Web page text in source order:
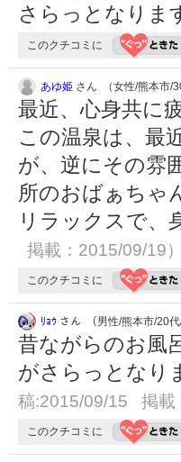
さらっとなりま
このクチコミに
あゆ姫 さん （女性/熊本市/
最近、心身共に
この温泉は、最
が、逆にその雰
所のおばぁちゃ
リラックスで、
掲載：2015/09/19）
このクチコミに
ﾘｮｳ さん （男性/熊本市/20代/
昔ながらのお風
がさらっとなり
稿:2015/09/15 掲載
このクチコミに